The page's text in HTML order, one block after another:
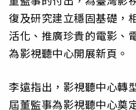
復及研究建立穩固基礎，
活化、推廣珍貴的電影、
為影視聽中心開展新頁。
李遠指出，影視聽中心轉
屆董監事為影視聽中心奠